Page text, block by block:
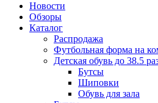
Новости
Обзоры
Каталог
Распродажа
Футбольная форма на
Детская обувь до 38.5
Бутсы
Шиповки
Обувь для зала